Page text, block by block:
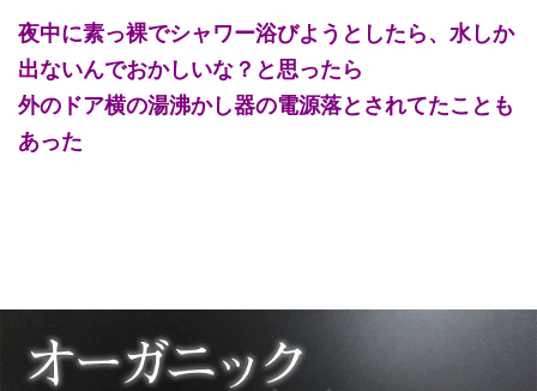
夜中に素っ裸でシャワー浴びようとしたら、水しか
出ないんでおかしいな？と思ったら
外のドア横の湯沸かし器の電源落とされてたことも
あった